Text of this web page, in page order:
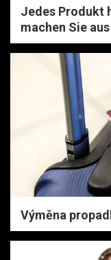
Jedes Produkt
machen Sie
Výměna